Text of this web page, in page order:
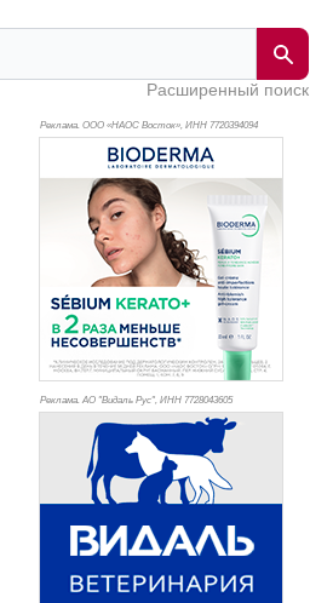
Расширенный поиск
Реклама. ООО «НАОС Восток», ИНН 7720394094
Реклама. АО "Видаль Рус", ИНН 7728043605